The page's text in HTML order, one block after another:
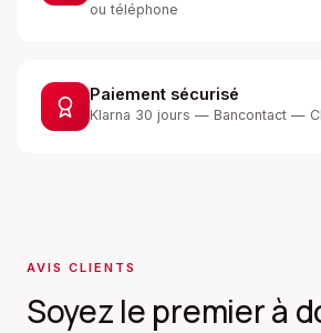
ou téléphone
Paiement sécurisé
Klarna 30 jours — Bancontact —
AVIS CLIENTS
Soyez le premier à